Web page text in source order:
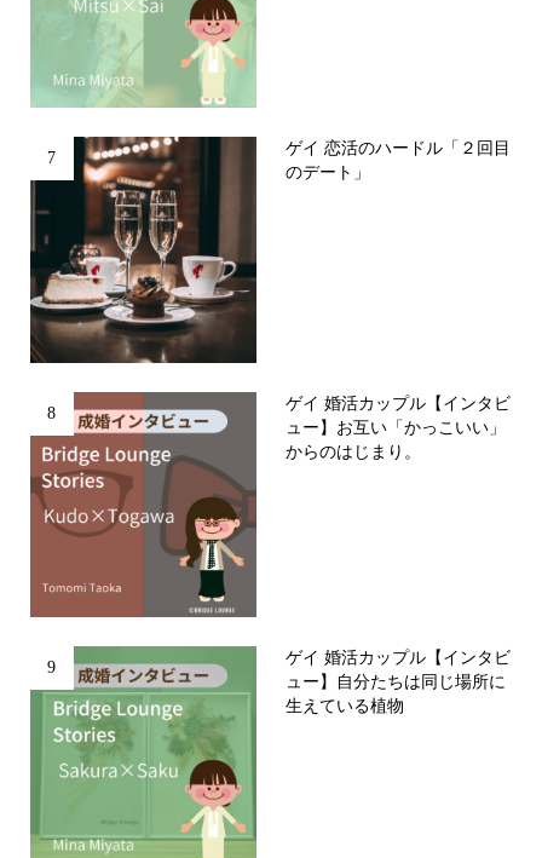
7
ゲイ 恋活のハードル「２回目
のデート」
8
ゲイ 婚活カップル【インタビ
ュー】お互い「かっこいい」
からのはじまり。
9
ゲイ 婚活カップル【インタビ
ュー】自分たちは同じ場所に
生えている植物